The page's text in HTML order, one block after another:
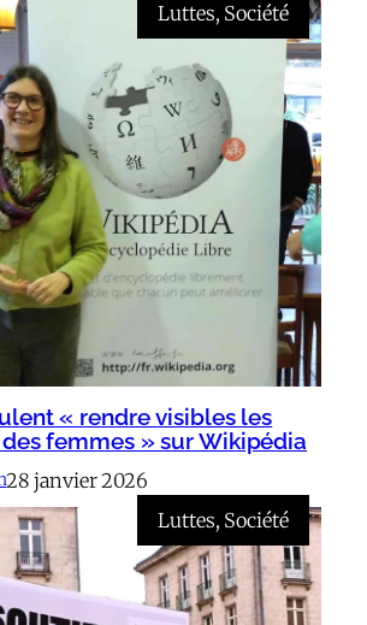
Luttes, Société
« rendre visibles les
femmes » sur Wikipédia
28 janvier 2026
Luttes, Société